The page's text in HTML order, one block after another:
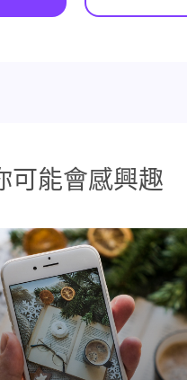
可能會感興趣